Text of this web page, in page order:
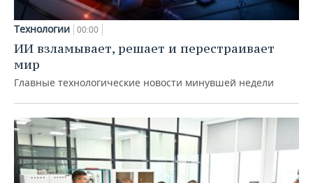
Технологии 00:00
ИИ взламывает, решает и перестраивает
мир
Главные технологические новости минувшей недели